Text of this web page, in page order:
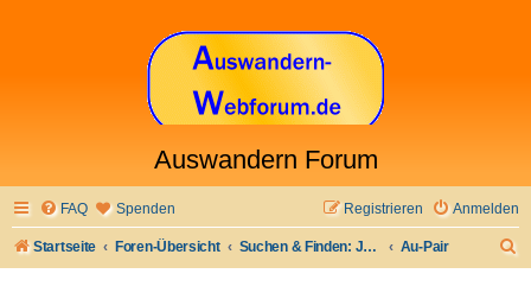
Auswandern Forum
FAQ Spenden Anmelden
Registrieren
Startseite Foren-Übersicht Suchen & Finden: Jobs & Arbeit und anderes Au-Pair